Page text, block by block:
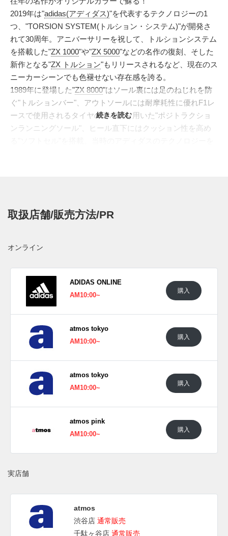
2019年は"adidas(アディダス)"を代表するテクノロジーの1
つ、"TORSION SYSTEM(トルション・システム)"が開発さ
れて30周年。アニバーサリーを祝して、トルションシステム
を搭載した"ZX 1000"や"ZX 5000"などの名作の復刻、そした
新作となる"ZX トルション"もリリースされるなど、現在のス
ニーカーシーンでも色褪せない存在感を誇る。
1989年に登場した"ZX 8000"はソール裏には足のねじれを防
ぐ"トルションバー"、アウトソールには耐摩耗性に優れF1レ
ースで使用されるタイヤのラバーを用いた"ポジトラクショ
ンランニングソール"、ヒール直下にはクッション性を高め
シグネチャーカラー"ネオンイエロー"がアクセントを放つ。
日本国内では2019年1月1日より一部のatmosにて国内先行販
売開始予定。価格は15,400円(税込)。 新たな情報を入手次第
スニーカーウォーズのLINE@
(pic. atmos)
続きを読む
取扱店舗/販売方法/PR
オンライン
ADIDAS ONLINE
AM10:00~
購入
atmos tokyo
AM10:00~
購入
atmos tokyo
AM10:00~
購入
atmos pink
AM10:00~
購入
実店舗
atmos
渋谷店 通常販売
千駄ヶ谷店 通常販売